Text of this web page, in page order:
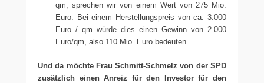
qm, sprechen wir von einem Wert von 275 Mio.
Euro. Bei einem Herstellungspreis von ca. 3.000
Euro / qm würde dies einen Gewinn von 2.000
Euro/qm, also 110 Mio. Euro bedeuten.
Und da möchte Frau Schmitt-Schmelz von der SPD
zusätzlich einen Anreiz für den Investor für den